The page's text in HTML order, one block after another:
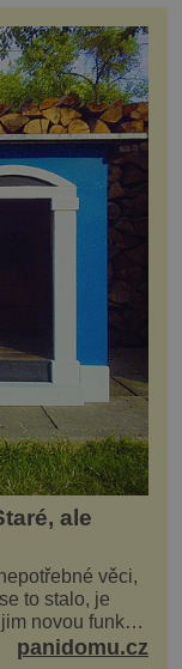
ale
věci,
to stalo, je
novou funkci
panidomu.cz